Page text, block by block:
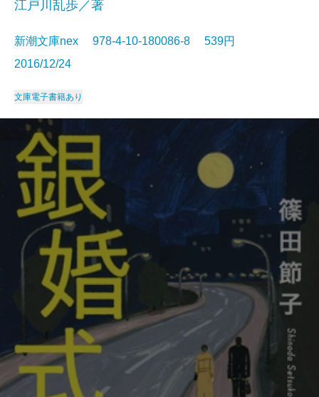
江戸川乱歩／著
新潮文庫nex 978-4-10-180086-8 539円
2016/12/24
文庫電子書籍あり